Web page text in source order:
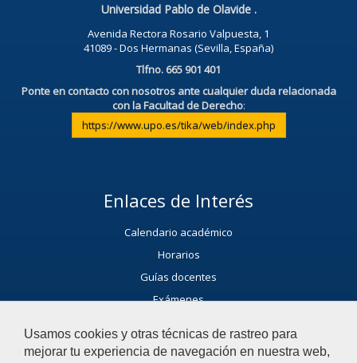
Usamos cookies y otras técnicas de rastreo para
mejorar tu experiencia de navegación en nuestra web,
Universidad Pablo de Olavide .
Avenida Rectora Rosario Valpuesta, 1
41089 - Dos Hermanas (Sevilla, España)
Tlfno. 665 901 401
Ponte en contacto con nosotros ante cualquier duda relacionada
con la Facultad de Derecho:
https://www.upo.es/tika/web/index.php
Enlaces de Interés
Calendario académico
Horarios
Guías docentes
Exámenes
Servicio de Extensión Cultural (SEC)